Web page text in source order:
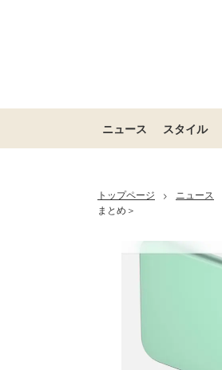
ニュース スタイル
トップページ > ニュース
まとめ＞